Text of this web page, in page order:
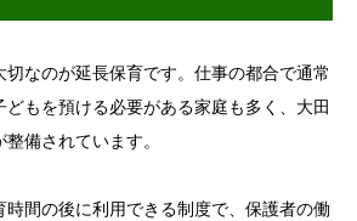
なのが延長保育です。仕事の都合で通常
もを預ける必要がある家庭も多く、大田
備されています。
時間の後に利用できる制度で、保護者の働